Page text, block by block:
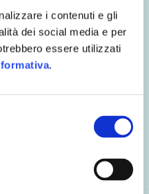
i contenuti e gli
dei social media e per
essere utilizzati
.
con Panino al sesamo,